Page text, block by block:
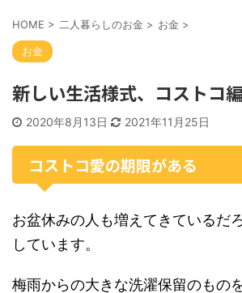
HOME > 二人暮らしのお金 > お金 >
お金
新しい生活様式、コストコ編
2020年8月13日 2021年11月25日
コストコ愛の期限がある
お盆休みの人も増えてきているだ
しています。
梅雨からの大きな洗濯保留のもの